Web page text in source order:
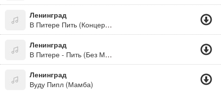
Ленинград
В Питере Пить (Концерт В Екатеринбурге 23.10.2015)
Ленинград
В Питере - Пить (Без Мата Цензура)
Ленинград
Вуду Пипл (Мамба)